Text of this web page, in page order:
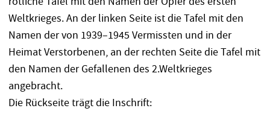
Weltkrieges. An der linken Seite ist die Tafel mit den
Namen der von 1939–1945 Vermissten und in der
Heimat Verstorbenen, an der rechten Seite die Tafel mit
den Namen der Gefallenen des 2.Weltkrieges
angebracht.
Die Rückseite trägt die Inschrift: